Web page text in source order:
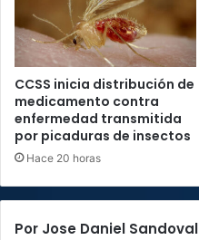
CCSS inicia distribución de
medicamento contra
enfermedad transmitida
por picaduras de insectos
Hace 20 horas
Por Jose Daniel Sandoval